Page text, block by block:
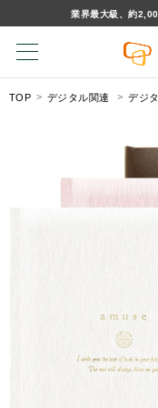
業界最大級、約
TOP デジタル関連 デジ